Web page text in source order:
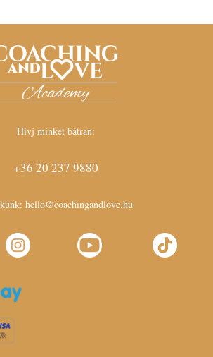
Hívj minket bátran:
+36 20 237 9880
hello@coachingandlove.hu